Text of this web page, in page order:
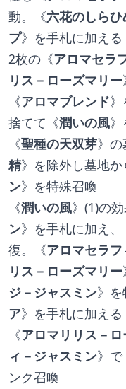
動。《六花のしらひ
プ》を手札に加える
2枚の《アロマセラ
リス－ローズマリー
《アロマブレンド
捨てて《潤いの風》
《聖種の天双芽》
精》を除外し墓地か
ン》を特殊召喚
《潤いの風》(1)の
ン》を手札に加え、
復。《アロマセラ
リス－ローズマリー
ジ－ジャスミン》
ア》を手札に加える
《アロマリリス－
ィ－ジャスミン》で
ンク召喚